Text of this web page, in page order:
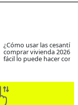
¿Cómo usar las
comprar vivienda 2026?
fácil lo puede hacer con